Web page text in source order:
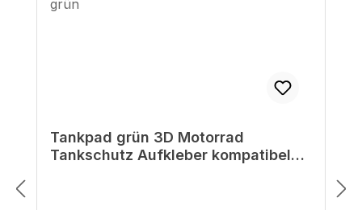
Tankpad grün 3D Motorrad
Tankschutz Aufkleber kompatibel